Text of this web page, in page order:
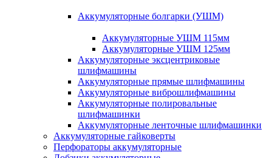
Аккумуляторные болгарки (УШМ)
Аккумуляторные УШМ 115мм
Аккумуляторные УШМ 125мм
Аккумуляторные эксцентриковые
шлифмашины
Аккумуляторные прямые шлифмашины
Аккумуляторные виброшлифмашины
Аккумуляторные полировальные
шлифмашинки
Аккумуляторные ленточные шлифмашинки
Аккумуляторные гайковерты
Перфораторы аккумуляторные